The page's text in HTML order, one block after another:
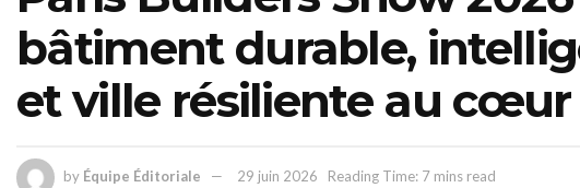
bâtiment durable,
et ville résiliente au cœur
by Équipe Éditoriale 29 juin 2026 Reading Time: 7 mins read